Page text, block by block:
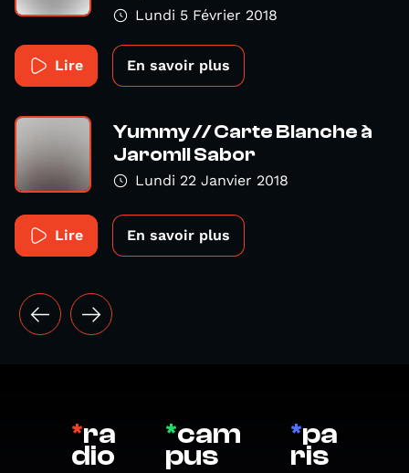
Lundi 5 Février 2018
Lire En savoir plus
Yummy // Carte Blanche à
Jaromil Sabor
Lundi 22 Janvier 2018
Lire En savoir plus
*ra
dio
*cam
pus
*pa
ris